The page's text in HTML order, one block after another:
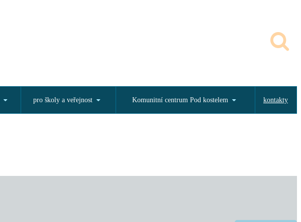
pro školy a veřejnost Komunitní centrum Pod kostelem kontakty